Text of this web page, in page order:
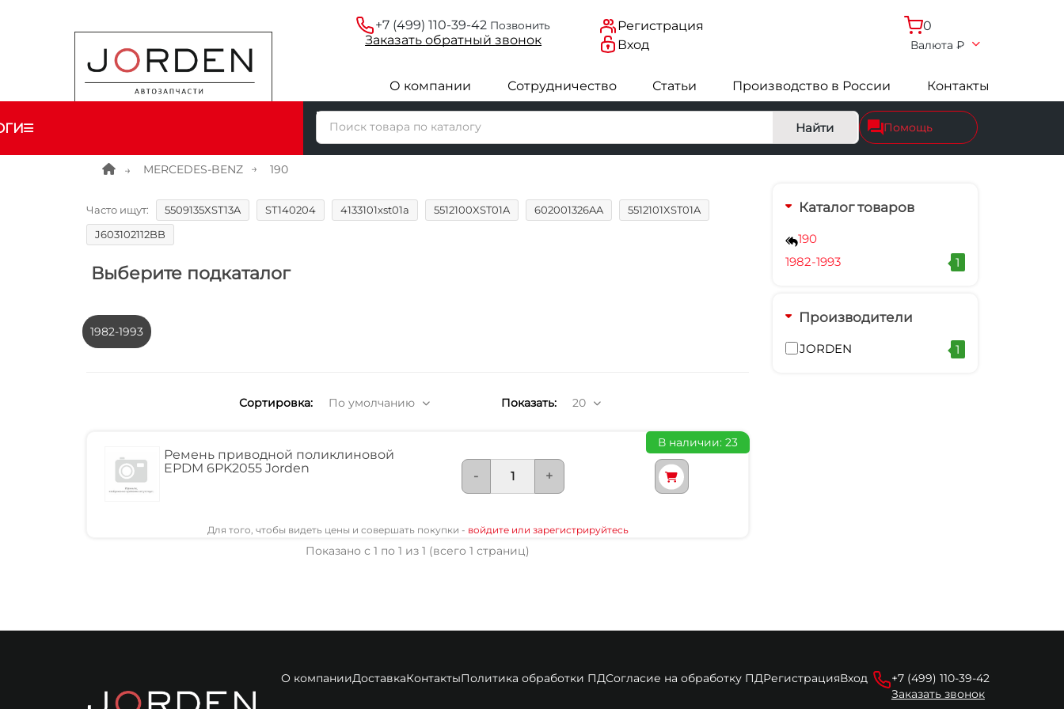
+7 (499) 110-39-42 Позвонить
Заказатьобратныйзвонок
Регистрация
Вход
0
Валюта ₽
О компании Сотрудничество Статьи Производство в России Контакты
Найти Помощь
MERCEDES-BENZ 190
Часто ищут: 5509135XST13A ST140204 4133101xst01a 5512100XST01A 602001326AA
5512101XST01A
J603102112BB
Выберите подкаталог
1982-1993
Показать:20
По умолчанию
Ремень приводной поликлиновой
EPDM 6PK2055 Jorden
В наличии: 23
- +
Для того, чтобы видеть цены и совершать покупки - войдите или зарегистрируйтесь
Показано с 1 по 1 из 1 (всего 1 страниц)
Каталог товаров
190
1982-1993
1
Производители
JORDEN 1
О компанииДоставкаКонтактыПолитика обработки ПДСогласие на обработку ПДРегистрацияВход
+7 (499) 110-39-42
Заказать звонок